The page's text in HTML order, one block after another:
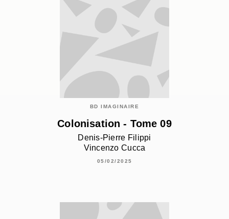
BD IMAGINAIRE
Colonisation - Tome 09
Denis-Pierre Filippi
Vincenzo Cucca
05/02/2025